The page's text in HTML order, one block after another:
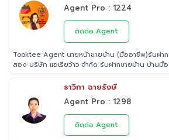
Agent Pro : 1224
ติดต่อ Agent
Tooktee Agent นายหน้าขายบ้าน (มืออาชีพ)รับฝา
สอง บริษัท แอเรียว้าว จำกัด รับฝากขายบ้าน บ้านมือ
ตั้งแต่การประเมินราคา ถ่ายรูป/ทำการตลาด/โฆษณา
ขายที่ดิน และอสังหาริมทรัพย์ทุกประเภทได้ โดยทีมง
ท่าน ที่มีประสบการณ์ด้านอสังหาริมทรัพย์ มากกว่า 25 ปี ครอบคลุมทั่วพื้นที่
กรุงเทพฯ ปริมณฑล โดยมีพันธมิตรธนาคารหลายแห่ง และทีมนิติกรรมของ
กรมที่ดินทุกพื้นที่ ไร้กังวลเรื่องการโอนกรรมสิทธิ์
ธาวิกา ฉายรังษี
Agent Pro : 1298
ติดต่อ Agent